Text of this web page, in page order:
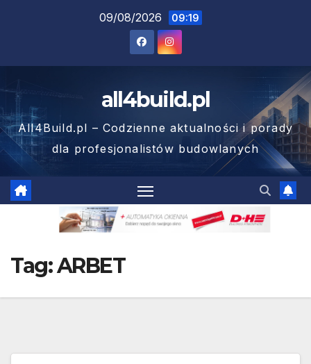
09/08/2026 09:19
all4build.pl
All4Build.pl – Codzienne aktualności i porady
dla profesjonalistów budowlanych
Tag:ARBET